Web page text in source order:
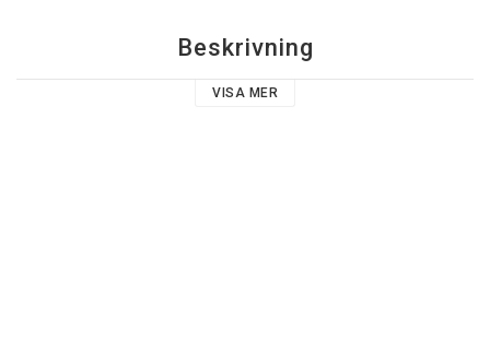
Beskrivning
VISA MER